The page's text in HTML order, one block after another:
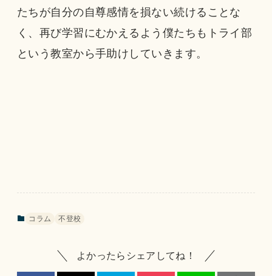
たちが自分の自尊感情を損ない続けることな
く、再び学習にむかえるよう僕たちもトライ部
という教室から手助けしていきます。
コラム 不登校
よかったらシェアしてね！